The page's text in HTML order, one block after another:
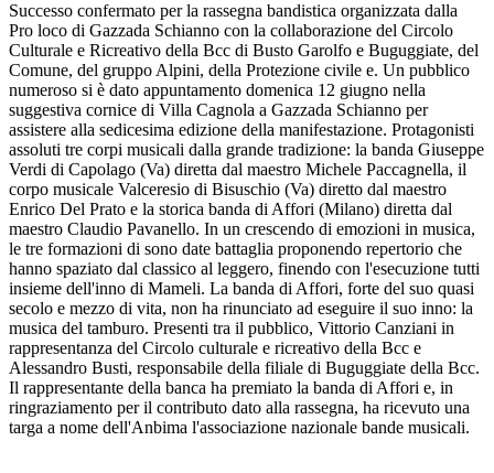
Successo confermato per la rassegna bandistica organizzata dalla
Pro loco di Gazzada Schianno con la collaborazione del Circolo
Culturale e Ricreativo della Bcc di Busto Garolfo e Buguggiate, del
Comune, del gruppo Alpini, della Protezione civile e. Un pubblico
numeroso si è dato appuntamento domenica 12 giugno nella
suggestiva cornice di Villa Cagnola a Gazzada Schianno per
assistere alla sedicesima edizione della manifestazione. Protagonisti
assoluti tre corpi musicali dalla grande tradizione: la banda Giuseppe
Verdi di Capolago (Va) diretta dal maestro Michele Paccagnella, il
corpo musicale Valceresio di Bisuschio (Va) diretto dal maestro
Enrico Del Prato e la storica banda di Affori (Milano) diretta dal
maestro Claudio Pavanello. In un crescendo di emozioni in musica,
le tre formazioni di sono date battaglia proponendo repertorio che
hanno spaziato dal classico al leggero, finendo con l'esecuzione tutti
insieme dell'inno di Mameli. La banda di Affori, forte del suo quasi
secolo e mezzo di vita, non ha rinunciato ad eseguire il suo inno: la
musica del tamburo. Presenti tra il pubblico, Vittorio Canziani in
rappresentanza del Circolo culturale e ricreativo della Bcc e
Alessandro Busti, responsabile della filiale di Buguggiate della Bcc.
Il rappresentante della banca ha premiato la banda di Affori e, in
ringraziamento per il contributo dato alla rassegna, ha ricevuto una
targa a nome dell'Anbima l'associazione nazionale bande musicali.